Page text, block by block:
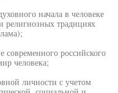
начала в человеке
религиозных традициях
современного российского
человека;
личности с учетом